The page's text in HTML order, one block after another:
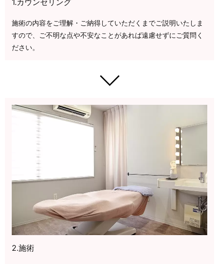
施術の内容をご理解・ご納得していただくまでご説明いたしま
すので、ご不明な点や不安なことがあれば遠慮せずにご質問く
ださい。
2.施術